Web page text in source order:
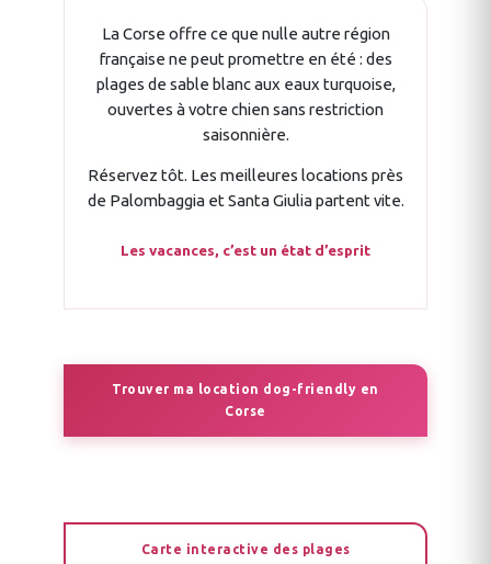
La Corse offre ce que nulle autre région
française ne peut promettre en été : des
plages de sable blanc aux eaux turquoise,
ouvertes à votre chien sans restriction
saisonnière.
Réservez tôt. Les meilleures locations près
de Palombaggia et Santa Giulia partent vite.
Les vacances, c’est un état d’esprit
Trouver ma location dog-friendly en
Corse
Carte interactive des plages